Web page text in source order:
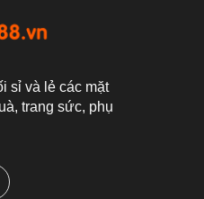
sỉ và lẻ các mặt
trang sức, phụ